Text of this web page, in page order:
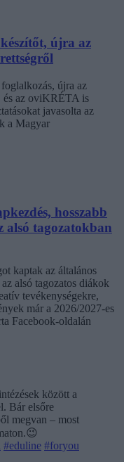
újra az
újra az
és az oviKRÉTA is
javasolta az
a Magyar
hosszabb
alsó tagozatokban
kaptak az általános
alsó tagozatos diákok
tevékenységekre,
már a 2026/2027-es
Facebook-oldalán
között a
Bár elsőre
megvan – most
#eduline #foryou